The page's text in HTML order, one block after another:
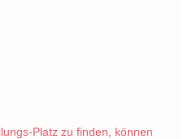
Platz zu finden, können